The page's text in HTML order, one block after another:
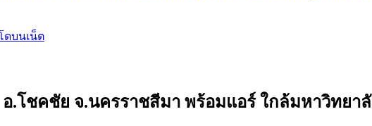
ดบนเน็ต
.โชคชัย จ.นครราชสีมา พร้อมแอร์ ใกล้มหาวิทยา